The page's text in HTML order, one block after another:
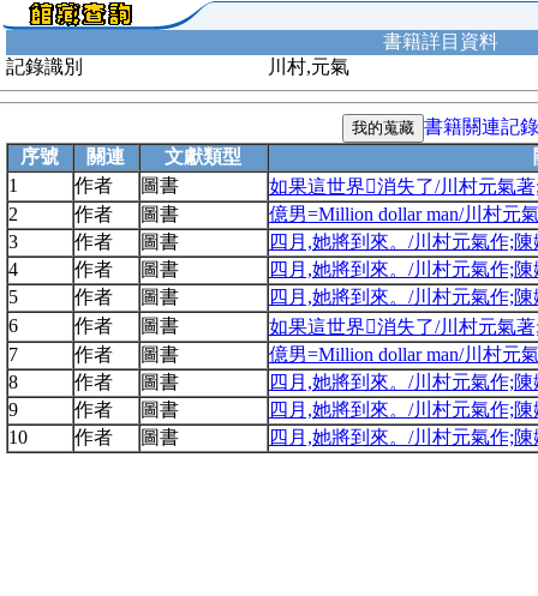
書籍詳目資料
記錄識別
川村,元氣
書籍關連記錄
序號
關連 文獻類型
1
作者 圖書
如果這世界消失了/川村元氣
2
作者 圖書
億男=Million dollar man/川村元
3
作者 圖書
四月,她將到來。/川村元氣作;陳
4
作者 圖書
四月,她將到來。/川村元氣作;陳
5
作者 圖書
四月,她將到來。/川村元氣作;陳
6
作者 圖書
如果這世界消失了/川村元氣
7
作者 圖書
億男=Million dollar man/川村元
8
作者 圖書
四月,她將到來。/川村元氣作;陳
9
作者 圖書
四月,她將到來。/川村元氣作;陳
10
作者 圖書 四月,她將到來。/川村元氣作;陳